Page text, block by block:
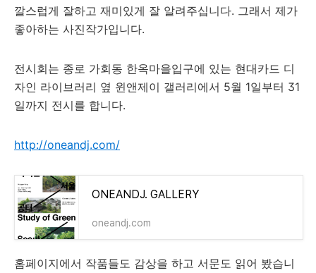
깔스럽게 잘하고 재미있게 잘 알려주십니다. 그래서 제가
좋아하는 사진작가입니다.
전시회는 종로 가회동 한옥마을입구에 있는 현대카드 디
자인 라이브러리 옆 윈앤제이 갤러리에서 5월 1일부터 31
일까지 전시를 합니다.
http://oneandj.com/
ONEANDJ. GALLERY
oneandj.com
홈페이지에서 작품들도 감상을 하고 서문도 읽어 봤습니